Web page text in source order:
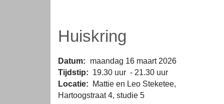
Huiskring
Datum:
maandag 16 maart 2026
Tijdstip: 19.30 uur - 21.30 uur
Locatie: Mattie en Leo Steketee,
Hartoogstraat 4, studie 5